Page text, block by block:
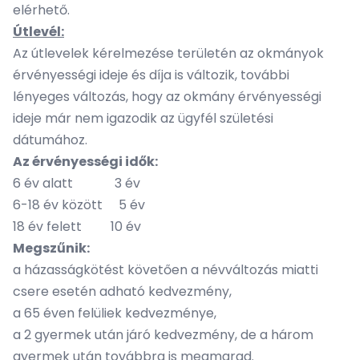
elérhető.
Útlevél:
Az útlevelek kérelmezése területén az okmányok
érvényességi ideje és díja is változik, további
lényeges változás, hogy az okmány érvényességi
ideje már nem igazodik az ügyfél születési
dátumához.
Az érvényességi idők:
6 év alatt 3 év
6-18 év között 5 év
18 év felett 10 év
Megszűnik:
a házasságkötést követően a névváltozás miatti
csere esetén adható kedvezmény,
a 65 éven felüliek kedvezménye,
a 2 gyermek után járó kedvezmény, de a három